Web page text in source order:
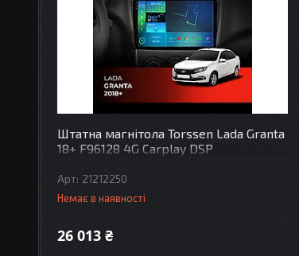
Штатна магнітола Torssen Lada Granta
18+ F96128 4G Carplay DSP
21212250
Немає в наявності
26 013 ₴